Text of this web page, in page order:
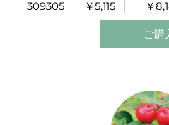
このオイルの特徴は、森林
フレッシュなリモネンを高
309305
￥5,115
￥
ご購